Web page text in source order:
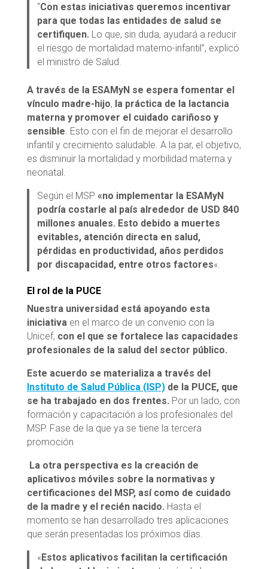
“Con estas iniciativas queremos incentivar
para que todas las entidades de salud se
certifiquen. Lo que, sin duda, ayudará a reducir
el riesgo de mortalidad materno-infantil”, explicó
el ministro de Salud.
A través de la ESAMyN se espera fomentar el
vínculo madre-hijo, la práctica de la lactancia
materna y promover el cuidado cariñoso y
sensible. Esto con el fin de mejorar el desarrollo
infantil y crecimiento saludable. A la par, el objetivo,
es disminuir la mortalidad y morbilidad materna y
neonatal.
Según el MSP «no implementar la ESAMyN
podría costarle al país alrededor de USD 840
millones anuales. Esto debido a muertes
evitables, atención directa en salud,
pérdidas en productividad, años perdidos
por discapacidad, entre otros factores«.
El rol de la PUCE
Nuestra universidad está apoyando esta
iniciativa en el marco de un convenio con la
Unicef, con el que se fortalece las capacidades
profesionales de la salud del sector público.
Este acuerdo se materializa a través del
Instituto de Salud Pública (ISP)de la PUCE, que
se ha trabajado en dos frentes. Por un lado, con
formación y capacitación a los profesionales del
MSP. Fase de la que ya se tiene la tercera
promoción
La otra perspectiva es la creación de
aplicativos móviles sobre la normativas y
certificaciones del MSP, así como de cuidado
de la madre y el recién nacido. Hasta el
momento se han desarrollado tres aplicaciones
que serán presentadas los próximos días.
«Estos aplicativos facilitan la certificación